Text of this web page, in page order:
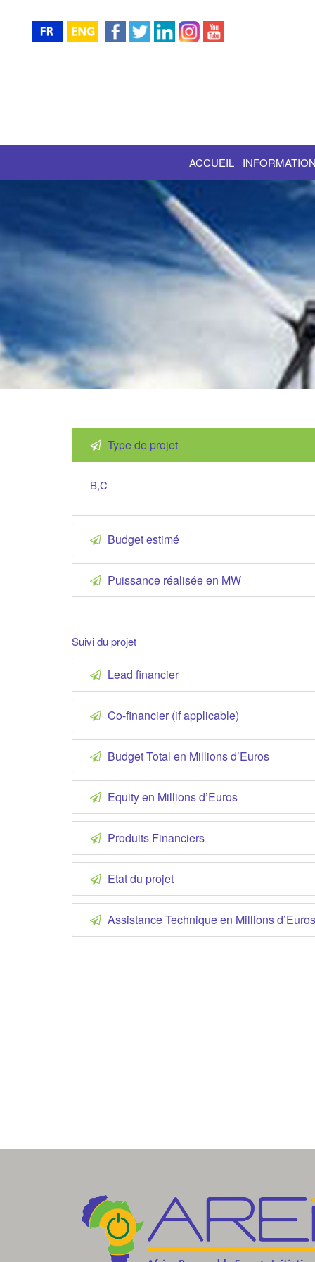
ACCUEIL
Type de projet
B,C
Budget estimé
Puissance réalisée en MW
Suivi du projet
Lead financier
Co-financier (if applicable)
Budget Total en Millions d’Euros
Equity en Millions d’Euros
Produits Financiers
Etat du projet
Assistance Technique en Millions d’Euros